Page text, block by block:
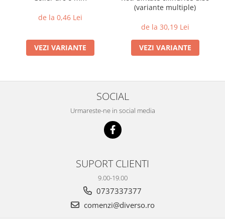
de la 0,46 Lei
VEZI VARIANTE
(variante multiple)
de la 30,19 Lei
VEZI VARIANTE
SOCIAL
Urmareste-ne in social media
SUPORT CLIENTI
9.00-19.00
0737337377
comenzi@diverso.ro